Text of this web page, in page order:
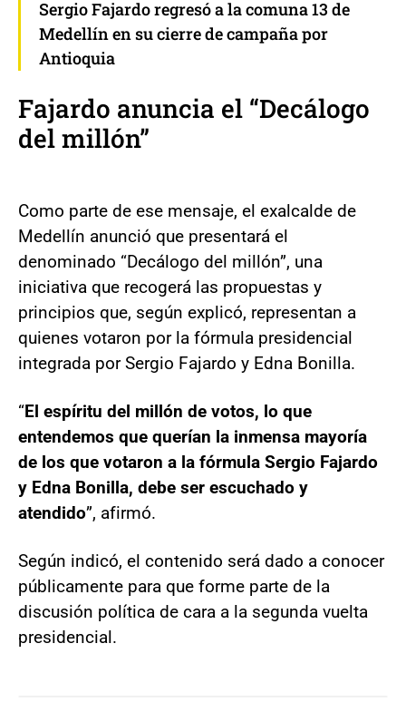
Sergio Fajardo regresó a la comuna 13 de
Medellín en su cierre de campaña por
Antioquia
Fajardo anuncia el “Decálogo
del millón”
Como parte de ese mensaje, el exalcalde de
Medellín anunció que presentará el
denominado “Decálogo del millón”, una
iniciativa que recogerá las propuestas y
principios que, según explicó, representan a
quienes votaron por la fórmula presidencial
integrada por Sergio Fajardo y Edna Bonilla.
“El espíritu del millón de votos, lo que
entendemos que querían la inmensa mayoría
de los que votaron a la fórmula Sergio Fajardo
y Edna Bonilla, debe ser escuchado y
atendido”, afirmó.
Según indicó, el contenido será dado a conocer
públicamente para que forme parte de la
discusión política de cara a la segunda vuelta
presidencial.